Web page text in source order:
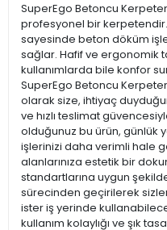
SuperEgo Betoncu
profesyonel bir kerpetendir.
sayesinde beton döküm
sağlar. Hafif ve ergonomik
kullanımlarda bile konfor
SuperEgo Betoncu
olarak size, ihtiyaç
ve hızlı teslimat
olduğunuz bu ürün, günlük
işlerinizi daha verimli hale
alanlarınıza estetik bir
standartlarına uygun
sürecinden geçirilerek
ister iş yerinde
kullanım kolaylığı ve şık